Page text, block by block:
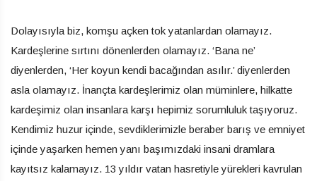
Dolayısıyla biz, komşu açken tok yatanlardan olamayız.
Kardeşlerine sırtını dönenlerden olamayız. ‘Bana ne’
diyenlerden, ‘Her koyun kendi bacağından asılır.’ diyenlerden
asla olamayız. İnançta kardeşlerimiz olan müminlere, hilkatte
kardeşimiz olan insanlara karşı hepimiz sorumluluk taşıyoruz.
Kendimiz huzur içinde, sevdiklerimizle beraber barış ve emniyet
içinde yaşarken hemen yanı başımızdaki insani dramlara
kayıtsız kalamayız. 13 yıldır vatan hasretiyle yürekleri kavrulan